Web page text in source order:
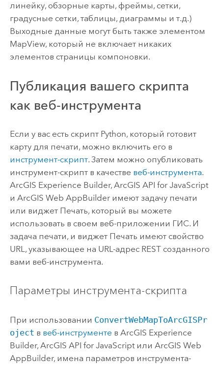
линейку, обзорные карты, фреймы, сетки,
градусные сетки, таблицы, диаграммы и т.д.)
Выходные данные могут быть также элементом
MapView, который не включает никаких
элементов страницы компоновки.
Публикация вашего скрипта
как веб-инструмента
Если у вас есть скрипт Python, который готовит
карту для печати, можно включить его в
инструмент-скрипт. Затем можно опубликовать
инструмент-скрипт в качестве веб-инструмента.
ArcGIS Experience Builder, ArcGIS API for JavaScript
и ArcGIS Web AppBuilderимеют задачу печати
или виджет Печать, который вы можете
использовать в своем веб-приложении ГИС. И
задача печати, и виджет Печать имеют свойство
URL, указывающее на URL-адрес REST созданного
вами веб-инструмента.
Параметры инструмента-скрипта
При использовании ConvertWebMapToArcGISPr
oject в веб-инструменте в ArcGIS Experience
Builder, ArcGIS API for JavaScriptили ArcGIS Web
AppBuilder, имена параметров инструмента-